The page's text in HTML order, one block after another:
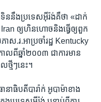
នឹង​ប្រទេសអ៊ីរ៉ង់​គឺ​ថា «ដាក់​
ឲ្យ​ហិនហោច​និង​ធ្វើ​ឲ្យពួក​
.រ.អា​ប្រចាំរដ្ឋ Kentucky
លពី​ឆ្នាំ២០០៣​ ជា​ការមាន​
មីៗនេះ។
ាធិបតី​បារ៉ាក់ អូបាម៉ា​ខាង